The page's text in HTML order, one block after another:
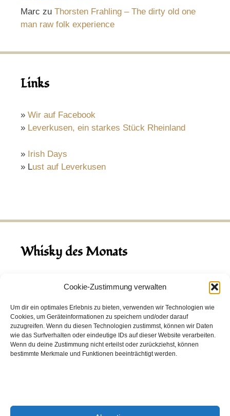
Cookie-Zustimmung verwalten
Um dir ein optimales Erlebnis zu bieten, verwenden wir Technologien wie
Cookies, um Geräteinformationen zu speichern und/oder darauf
zuzugreifen. Wenn du diesen Technologien zustimmst, können wir Daten
wie das Surfverhalten oder eindeutige IDs auf dieser Website verarbeiten.
Wenn du deine Zustimmung nicht erteilst oder zurückziehst, können
bestimmte Merkmale und Funktionen beeinträchtigt werden.
Marc zu Thorsten Frahling – The dirty old one
man raw folk experience
Links
» Wir auf Facebook
» Leverkusen, ein starkes Stück Rheinland
» Irish Days
» Lust auf Leverkusen
Whisky des Monats
August 2026
Hinch Double Wood
Destillerie:Hinch(Irland)
Single Malt, 43.0%
Peated: Nein